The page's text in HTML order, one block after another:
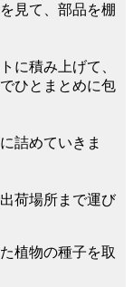
見て、部品を棚
に積み上げて、
ひとまとめに包
詰めていきま
荷場所まで運び
植物の種子を取